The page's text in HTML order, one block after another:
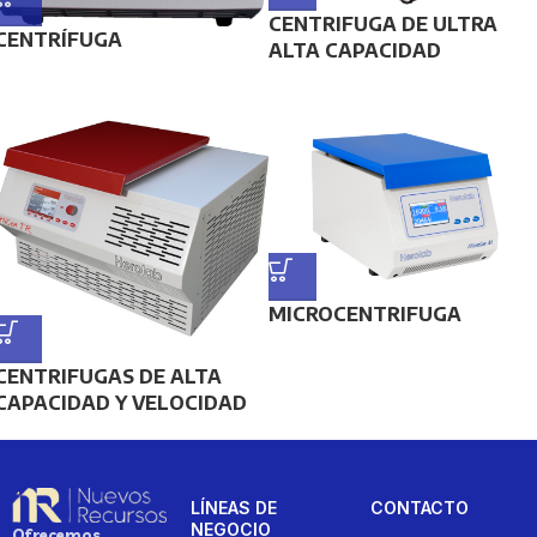
CENTRIFUGA DE ULTRA
ALTA CAPACIDAD
DE ALTA
Y VELOCIDAD
MICROCENTRIFUGA
LÍNEAS DE
NEGOCIO
CONTACTO